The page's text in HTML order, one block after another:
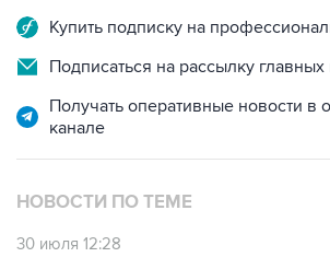
Купить подписку на
Подписаться на рассылку главных
Получать оперативные новости в
канале
НОВОСТИ ПО ТЕМЕ
30 июля 12:28